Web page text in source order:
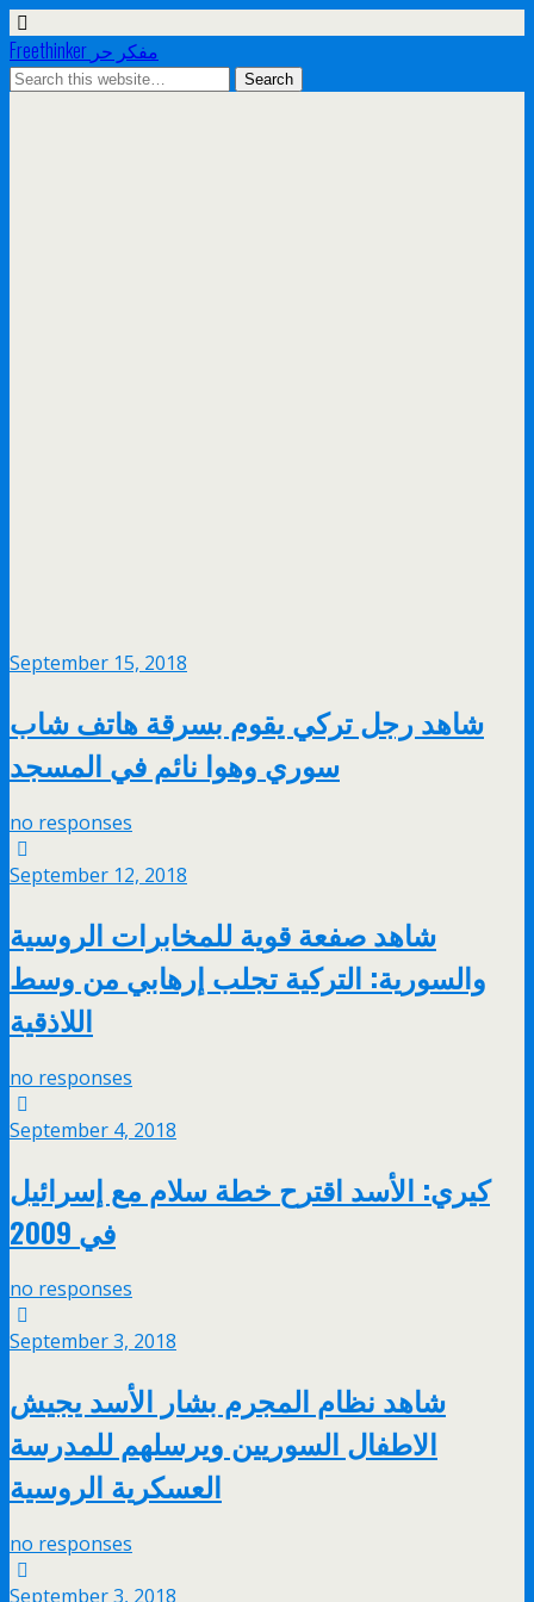
Freethinker مفكر حر
September 15, 2018
شاهد رجل تركي يقوم بسرقة هاتف شاب
سوري وهوا نائم في المسجد
no responses
September 12, 2018
شاهد صفعة قوية للمخابرات الروسية
والسورية: التركية تجلب إرهابي من وسط
اللاذقية
no responses
September 4, 2018
كيري: الأسد اقترح خطة سلام مع إسرائيل
في 2009
no responses
September 3, 2018
شاهد نظام المجرم بشار الأسد يجيش
الاطفال السوريين ويرسلهم للمدرسة
العسكرية الروسية
no responses
September 3, 2018